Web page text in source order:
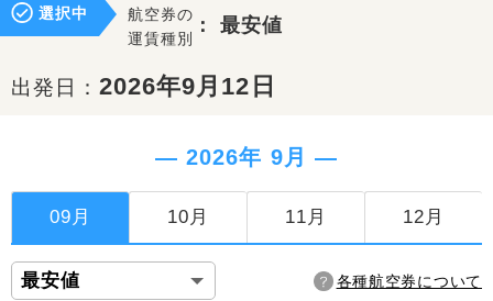
選択中
航空券の
運賃種別
：最安値
出発日： 2026年9月12日
― 2026年 9月 ―
09月 10月 11月 12月
各種航空券について